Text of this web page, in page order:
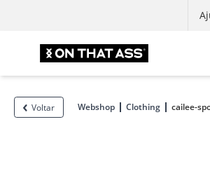
Voltar Webshop Clothing cailee-